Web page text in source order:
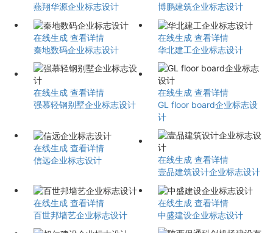
燕翔华源企业标志设计
博鹏建筑企业标志设计
在线生成 查看详情
秦地数码企业标志设计
在线生成 查看详情
华北建工企业标志设计
在线生成 查看详情
强慕轻钢别墅企业标志设计
在线生成 查看详情
GL floor board企业标志设
计
在线生成 查看详情
信远企业标志设计
在线生成 查看详情
壹品建筑设计企业标志设计
在线生成 查看详情
百世邦墙艺企业标志设计
在线生成 查看详情
中盛建设企业标志设计